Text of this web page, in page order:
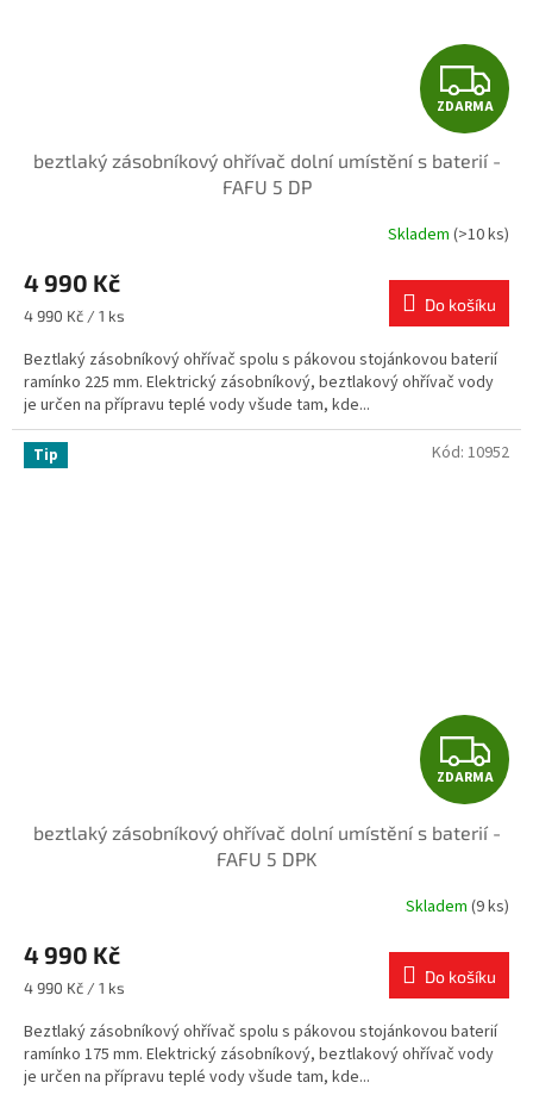
Z
D
A
R
M
A
ZDARMA
beztlaký zásobníkový ohřívač dolní umístění s baterií -
FAFU 5 DP
Skladem (>10 ks)
4 990 Kč
Měrná
4 990 Kč / 1 ks
Do košíku
Beztlaký zásobníkový ohřívač spolu s pákovou stojánkovou baterií
ramínko 225 mm. Elektrický zásobníkový, beztlakový ohřívač vody
je určen na přípravu teplé vody všude tam, kde...
Tip
Z
D
A
R
M
A
ZDARMA
beztlaký zásobníkový ohřívač dolní umístění s baterií -
FAFU 5 DPK
produktu
je
4,4
z
5
hvězdiček.
Skladem(9 ks)
4 990 Kč
Měrná
4 990 Kč / 1 ks
Do košíku
Beztlaký zásobníkový ohřívač spolu s pákovou stojánkovou baterií
ramínko 175 mm. Elektrický zásobníkový, beztlakový ohřívač vody
je určen na přípravu teplé vody všude tam, kde...
Kód: 10952